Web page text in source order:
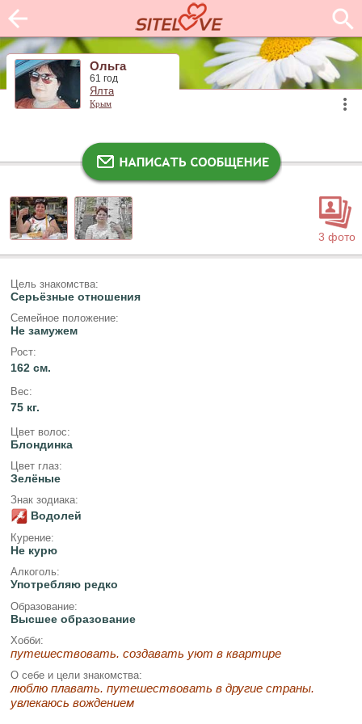
Ольга
61 год
Ялта
Крым
3 фото
Цель знакомства:
Серьёзные отношения
Семейное положение:
Не замужем
Рост:
162 см.
Вес:
75 кг.
Цвет волос:
Блондинка
Цвет глаз:
Зелёные
Знак зодиака:
Водолей
Курение:
Не курю
Алкоголь:
Употребляю редко
Образование:
Высшее образование
Хобби:
путешествовать. создавать уют в квартире
О себе и цели знакомства:
люблю плавать. путешествовать в другие страны.
увлекаюсь вождением